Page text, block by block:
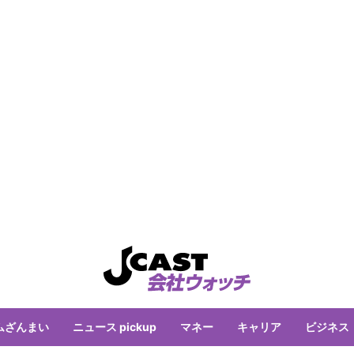
ざんまい ニュース pickup マネー キャリア ビジネス